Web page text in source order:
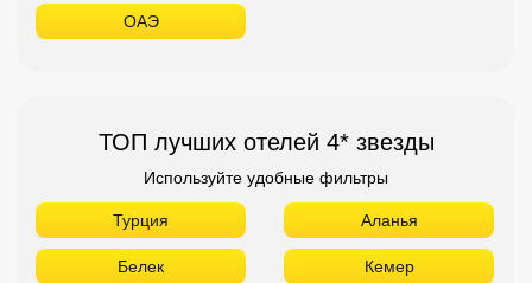
ОАЭ
ТОП лучших отелей 4* звезды
Используйте удобные фильтры
Турция Аланья
Белек Кемер